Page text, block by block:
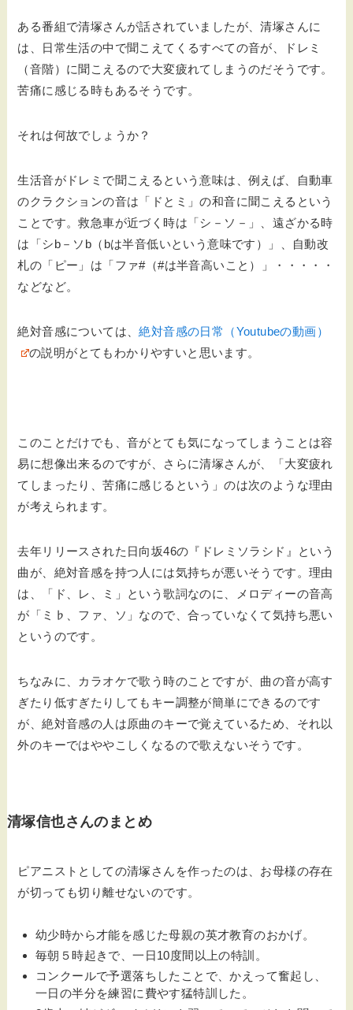
ある番組で清塚さんが話されていましたが、清塚さんに
は、日常生活の中で聞こえてくるすべての音が、ドレミ
（音階）に聞こえるので大変疲れてしまうのだそうです。
苦痛に感じる時もあるそうです。
それは何故でしょうか？
生活音がドレミで聞こえるという意味は、例えば、自動車
のクラクションの音は「ドとミ」の和音に聞こえるという
ことです。救急車が近づく時は「シ－ソ－」、遠ざかる時
は「シb－ソb（bは半音低いという意味です）」、自動改
札の「ピー」は「ファ#（#は半音高いこと）」・・・・・
などなど。
絶対音感については、絶対音感の日常（Youtubeの動画）
の説明がとてもわかりやすいと思います。
このことだけでも、音がとても気になってしまうことは容
易に想像出来るのですが、さらに清塚さんが、「大変疲れ
てしまったり、苦痛に感じるという」のは次のような理由
が考えられます。
去年リリースされた日向坂46の『ドレミソラシド』という
曲が、絶対音感を持つ人には気持ちが悪いそうです。理由
は、「ド、レ、ミ」という歌詞なのに、メロディーの音高
が「ミ♭、ファ、ソ」なので、合っていなくて気持ち悪い
というのです。
ちなみに、カラオケで歌う時のことですが、曲の音が高す
ぎたり低すぎたりしてもキー調整が簡単にできるのです
が、絶対音感の人は原曲のキーで覚えているため、それ以
外のキーではややこしくなるので歌えないそうです。
清塚信也さんのまとめ
ピアニストとしての清塚さんを作ったのは、お母様の存在
が切っても切り離せないのです。
幼少時から才能を感じた母親の英才教育のおかげ。
毎朝５時起きで、一日10度間以上の特訓。
コンクールで予選落ちしたことで、かえって奮起し、
一日の半分を練習に費やす猛特訓した。